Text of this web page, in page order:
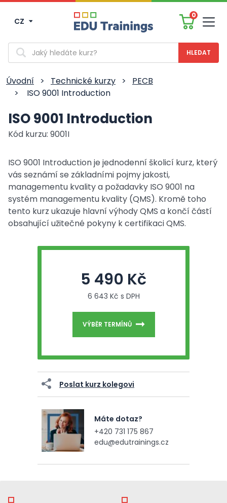
CZ
0
Vyhledávání
Úvodní > Technické kurzy >
PECB
>
ISO 9001 Introduction
ISO 9001 Introduction
Kód kurzu: 9001I
ISO 9001 Introduction je jednodenní školicí kurz, který
vás seznámí se základními pojmy jakosti,
managementu kvality a požadavky ISO 9001 na
systém managementu kvality (QMS). Kromě toho
tento kurz ukazuje hlavní výhody QMS a končí částí
obsahující užitečné pokyny k certifikaci QMS.
5 490 Kč
6 643 Kč s DPH
VÝBĚR TERMÍNŮ
Poslat kurz kolegovi
Máte dotaz?
+420 731 175 867
edu@edutrainings.cz